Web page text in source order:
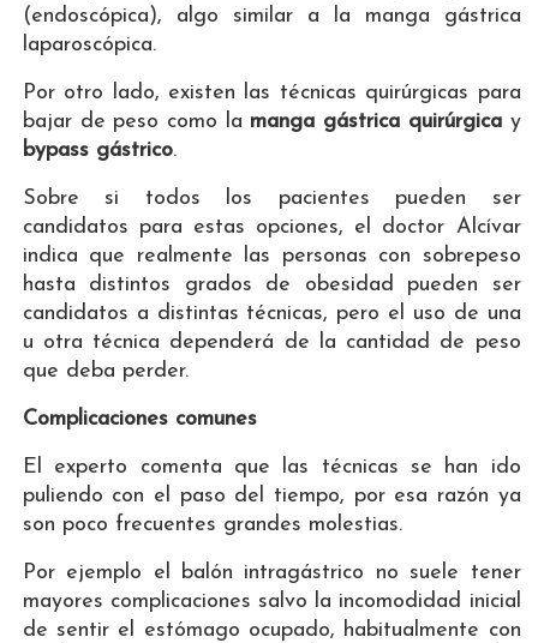
(endoscópica), algo similar a la manga gástrica
laparoscópica.
Por otro lado, existen las técnicas quirúrgicas para
bajar de peso como la manga gástrica quirúrgicay
bypass gástrico.
Sobre si todos los pacientes pueden ser
candidatos para estas opciones, el doctor Alcívar
indica que realmente las personas con sobrepeso
hasta distintos grados de obesidad pueden ser
candidatos a distintas técnicas, pero el uso de una
u otra técnica dependerá de la cantidad de peso
que deba perder.
Complicaciones comunes
El experto comenta que las técnicas se han ido
puliendo con el paso del tiempo, por esa razón ya
son poco frecuentes grandes molestias.
Por ejemplo el balón intragástrico no suele tener
mayores complicaciones salvo la incomodidad inicial
de sentir el estómago ocupado, habitualmente con